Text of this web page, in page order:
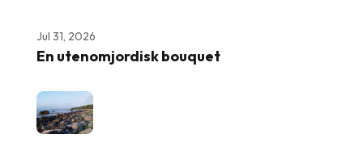
Jul 31, 2026
En utenomjordisk bouquet